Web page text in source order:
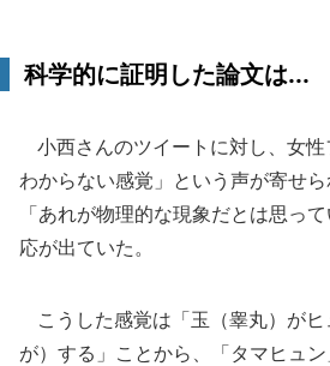
科学的に証明した論文は...
小西さんのツイートに対し、女性
わからない感覚」という声が寄せ
「あれが物理的な現象だとは思っ
応が出ていた。
こうした感覚は「玉（睾丸）が
が）する」ことから、「タマヒュ